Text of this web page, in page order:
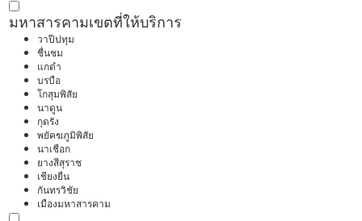
มหาสารคามเขตที่ให้บริการ
วาปีปทุม
ชื่นชม
แกดำ
บรบือ
โกสุมพิสัย
นาดูน
กุดรัง
พยัคฆภูมิพิสัย
นาเชือก
ยางสีสุราช
เชียงยืน
กันทรวิชัย
เมืองมหาสารคาม